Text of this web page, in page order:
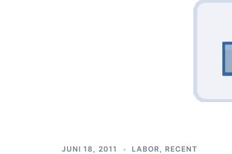
JUNI 18, 2011 LABOR, RECENT